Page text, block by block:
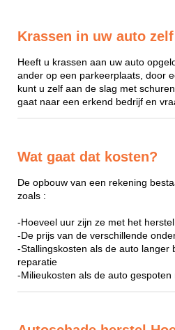
Krassen in uw auto
Heeft u krassen aan uw auto
ander op een parkeerplaats, door
kunt u zelf aan de slag met
gaat naar een erkend bedrijf en
Wat gaat dat kosten?
De opbouw van een rekening
zoals :
-Hoeveel uur zijn ze met het herstel
-De prijs van de verschillende
-Stallingskosten als de auto langer
reparatie
-Milieukosten als de auto gespoten